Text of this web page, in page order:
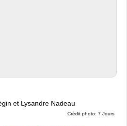
Crédit photo: 7 Jours